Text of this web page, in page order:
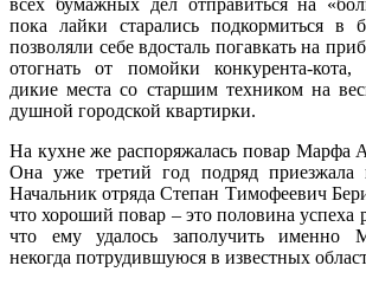
пока лайки старались подкормиться в
позволяли себе вдосталь погавкать на
отогнать от помойки конкурента-кота,
дикие места со старшим техником на
душной городской квартирки.
На кухне же распоряжалась повар Марфа
Она уже третий год подряд приезжала
Начальник отряда Степан Тимофеевич
что хороший повар – это половина успеха
что ему удалось заполучить именно
некогда потрудившуюся в известных